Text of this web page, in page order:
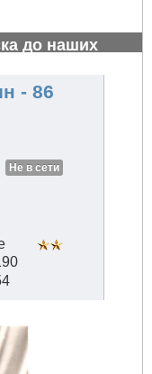
до наших
- 86
Не в сети